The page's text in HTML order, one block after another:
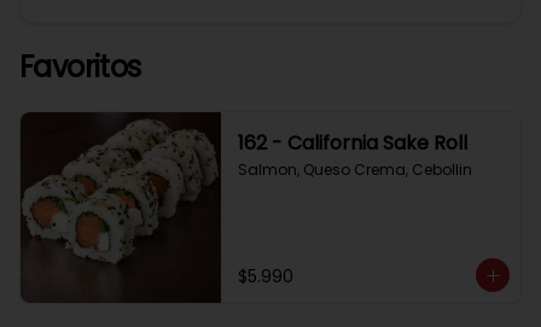
Favoritos
162 - California Sake Roll
Salmon, Queso Crema, Cebollin
$5.990